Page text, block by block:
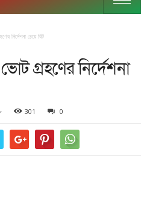
নির্দেশনা চেয়ে রিট
গ্রহণের নির্দেশনা
301 0